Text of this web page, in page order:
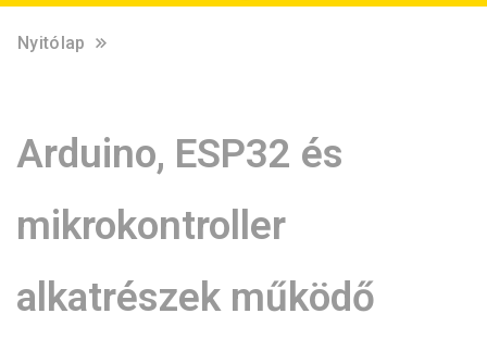
Nyitólap
Arduino, ESP32 és
mikrokontroller
alkatrészek működő